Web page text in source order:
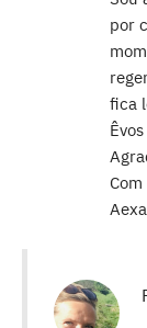
por
fica